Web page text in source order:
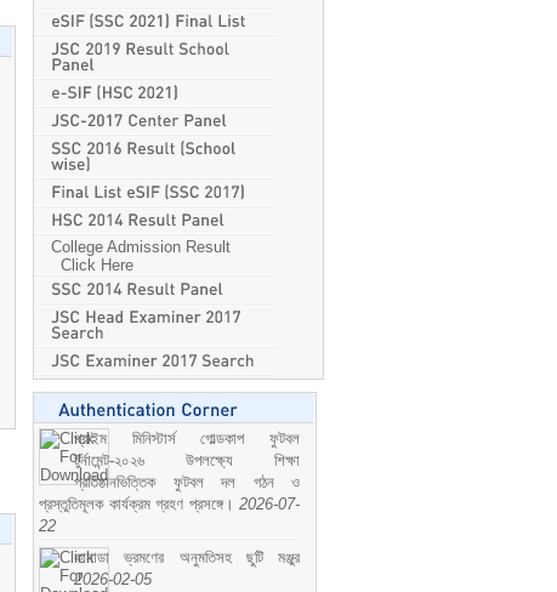
College Admission Result
Click Here
প্রাইম মিনিস্টার্স গোল্ডকাপ ফুটবল
টুর্নামেন্ট-২০২৬ উপলক্ষ্যে শিক্ষা
প্রতিষ্ঠানভিত্তিক ফুটবল দল গঠন ও
প্রস্তুতিমূলক কার্যক্রম গ্রহণ প্রসঙ্গে। 2026-07-
22
কানাডা ভ্রমণের অনুমতিসহ ছুটি মঞ্জুর
2026-02-05